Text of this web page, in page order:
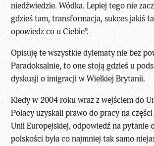
niedźwiedzie. Wódka. Lepiej tego nie
gdzieś tam, transformacja, sukces jakiś
opowiedz co u Ciebie”.
Opisuję te wszystkie dylematy nie bez
Paradoksalnie, to one stoją gdzieś u
dyskusji o imigracji w Wielkiej Brytanii.
Kiedy w 2004 roku wraz z wejściem do
Polacy uzyskali prawo do pracy na
Unii Europejskiej, odpowiedź na pytanie
polskości była co najmniej tak samo